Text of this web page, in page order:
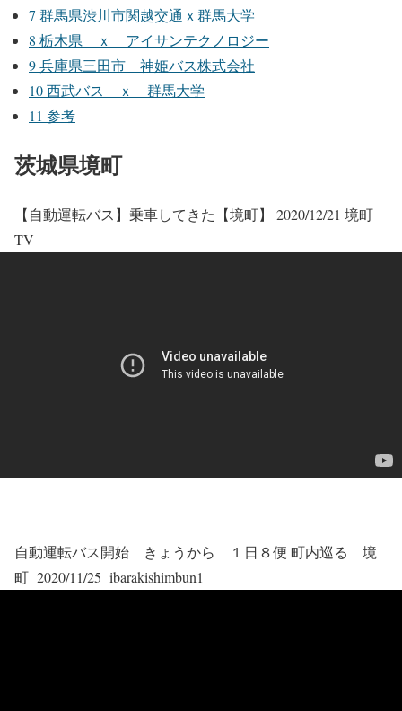
7 群馬県渋川市関越交通ｘ群馬大学
8 栃木県 ｘ アイサンテクノロジー
9兵庫県三田市 神姫バス株式会社
10西武バス ｘ 群馬大学
11 参考
茨城県境町
【自動運転バス】乗車してきた【境町】 2020/12/21 境町
TV
自動運転バス開始 きょうから １日８便 町内巡る 境
町 2020/11/25 ibarakishimbun1